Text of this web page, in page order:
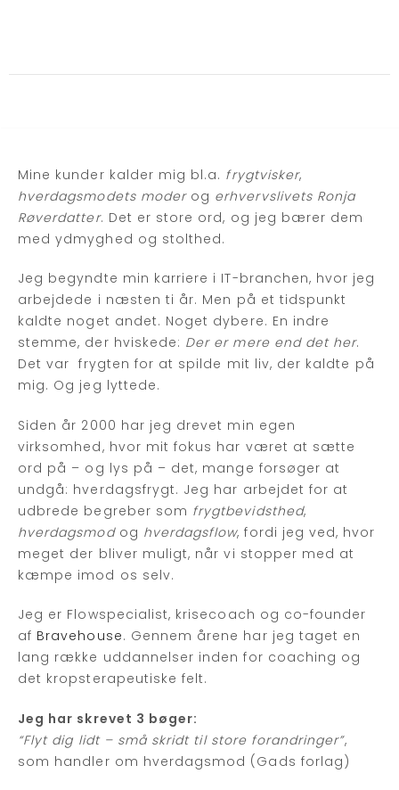
Mine kunder kalder mig bl.a. frygtvisker,
hverdagsmodets moderog erhvervslivets Ronja
Røverdatter. Det er store ord, og jeg bærer dem
med ydmyghed og stolthed.
Jeg begyndte min karriere i IT-branchen, hvor jeg
arbejdede i næsten ti år. Men på et tidspunkt
kaldte noget andet. Noget dybere. En indre
stemme, der hviskede: Der er mere end det her.
Det var frygten for at spilde mit liv, der kaldte på
mig. Og jeg lyttede.
Siden år 2000 har jeg drevet min egen
virksomhed, hvor mit fokus har været at sætte
ord på – og lys på – det, mange forsøger at
undgå: hverdagsfrygt. Jeg har arbejdet for at
udbrede begreber som frygtbevidsthed,
hverdagsmodog hverdagsflow, fordi jeg ved, hvor
meget der bliver muligt, når vi stopper med at
kæmpe imod os selv.
Jeg er Flowspecialist, krisecoach og co-founder
af Bravehouse. Gennem årene har jeg taget en
lang række uddannelser inden for coaching og
det kropsterapeutiske felt.
Jeg har skrevet 3 bøger:
“Flyt dig lidt – små skridt til store forandringer”,
som handler om hverdagsmod (Gads forlag)